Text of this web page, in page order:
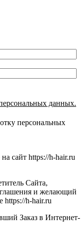
данных.
персональных
сайт https://h-hair.ru
Сайта,
и желающий
https://h-hair.ru
Заказ в Интернет-